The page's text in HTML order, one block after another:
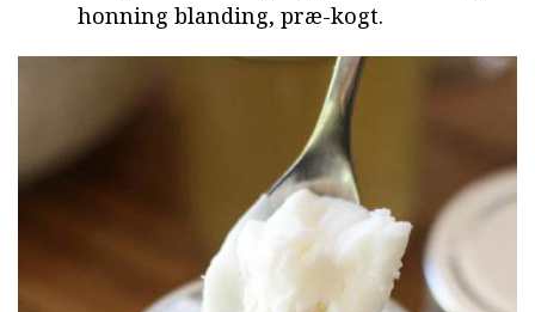
honning blanding, præ-kogt.